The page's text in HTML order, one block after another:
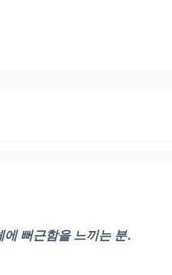
뻐근함을 느끼는 분.